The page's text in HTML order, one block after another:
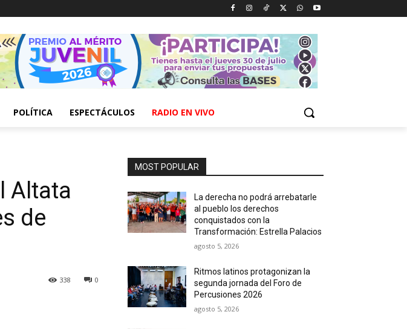
POLÍTICA ESPECTÁCULOS RADIO EN VIVO
Altata
de
0
338
MOST POPULAR
La derecha no podrá arrebatarle
al pueblo los derechos
conquistados con la
Transformación: Estrella Palacios
agosto 5, 2026
Ritmos latinos protagonizan la
segunda jornada del Foro de
Percusiones 2026
agosto 5, 2026